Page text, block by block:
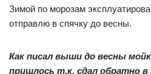
Зимой по морозам
отправлю в спячку до весны.
Как писал выши до весны
пришлось т.к. сдал обратно в